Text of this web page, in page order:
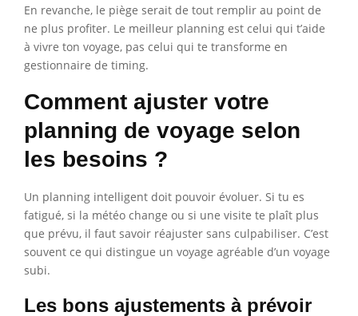
En revanche, le piège serait de tout remplir au point de
ne plus profiter. Le meilleur planning est celui qui t’aide
à vivre ton voyage, pas celui qui te transforme en
gestionnaire de timing.
Comment ajuster votre
planning de voyage selon
les besoins ?
Un planning intelligent doit pouvoir évoluer. Si tu es
fatigué, si la météo change ou si une visite te plaît plus
que prévu, il faut savoir réajuster sans culpabiliser. C’est
souvent ce qui distingue un voyage agréable d’un voyage
subi.
Les bons ajustements à prévoir